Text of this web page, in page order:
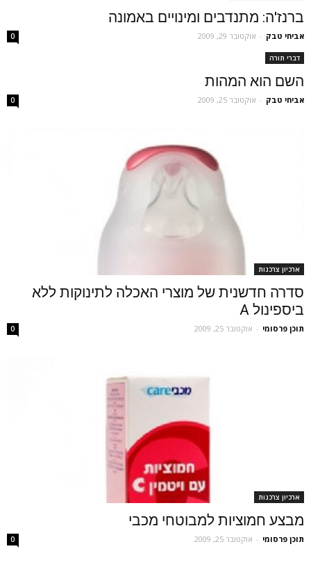
ברנז'ה: מתנדבים ומינויים באמונה
אביחי טבק - אוקטובר 29, 2009 0
דברי תורה
השם הוא המהות
אביחי טבק - אוקטובר 25, 2009 0
ארכיון צרכנות
סדרה חדשנית של מוצרי האכלה לתינוקות ללא
ביספינול A
תוכן פרסומי - אוקטובר 25, 2009 0
ארכיון צרכנות
מבצע חמוציות למבוטחי מכבי
תוכן פרסומי - אוקטובר 25, 2009 0